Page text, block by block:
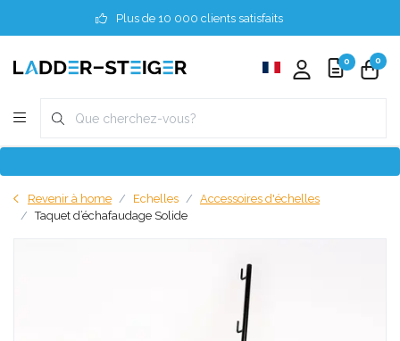
Plus de 10 000 clients satisfaits
0 0
Revenir à home Echelles
Accessoires d'échelles
Taquet d’échafaudage Solide